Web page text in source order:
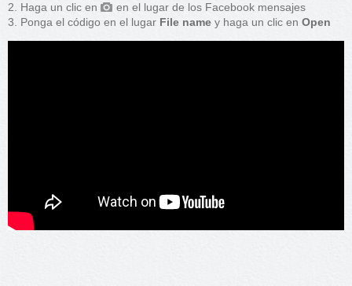
Haga un clic en
en el lugar de los Facebook mensajes
Ponga el código en el lugar File name y haga un clic en Open